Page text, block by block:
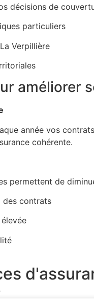
décisions de
particuliers
Verpillière
améliorer
année vos contrats
cohérente.
permettent de
des contrats